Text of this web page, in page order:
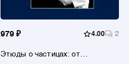
979 ₽ 4.00 2
Этюды о частицах: от